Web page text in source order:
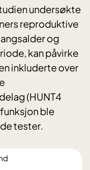
undersøkte
reproduktive
og
kan påvirke
inkluderte over
(HUNT4
ble
tester.